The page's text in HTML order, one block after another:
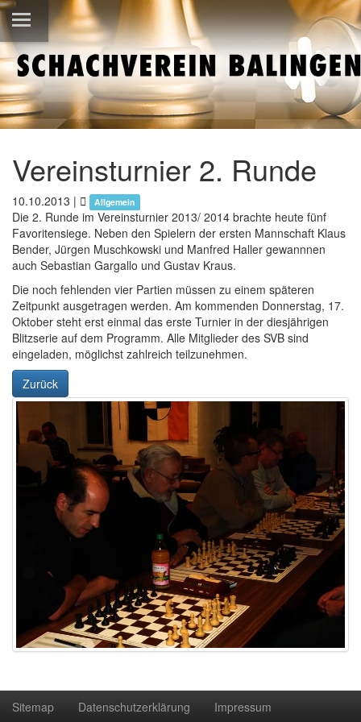
Vereinsturnier 2. Runde
10.10.2013 | Allgemein
Die 2. Runde im Vereinsturnier 2013/ 2014 brachte heute fünf
Favoritensiege. Neben den Spielern der ersten Mannschaft Klaus
Bender, Jürgen Muschkowski und Manfred Haller gewannnen
auch Sebastian Gargallo und Gustav Kraus.
Die noch fehlenden vier Partien müssen zu einem späteren
Zeitpunkt ausgetragen werden. Am kommenden Donnerstag, 17.
Oktober steht erst einmal das erste Turnier in der diesjährigen
Blitzserie auf dem Programm. Alle Mitglieder des SVB sind
eingeladen, möglichst zahlreich teilzunehmen.
Zurück
Sitemap Datenschutzerklärung Impressum